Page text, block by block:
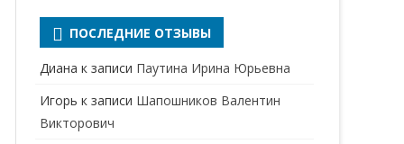
БАКТЕРИОЛОГ
ВЕРТЕБРОЛОГ
ГАСТРОЭНТЕРОЛОГ
ПОСЛЕДНИЕ ОТЗЫВЫ
Диана к записи Паутина Ирина Юрьевна
Игорь к записи Шапошников Валентин
Викторович